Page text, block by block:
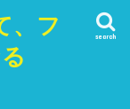
、フ
search